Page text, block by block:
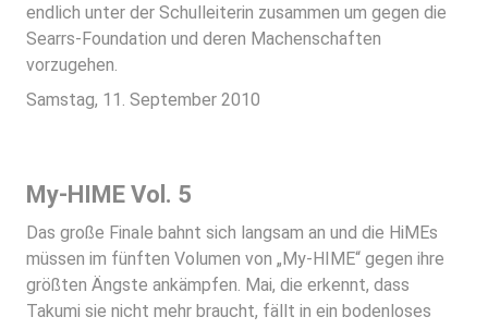
endlich unter der Schulleiterin zusammen um gegen die
Searrs-Foundation und deren Machenschaften
vorzugehen.
Samstag, 11. September 2010
My-HIME Vol. 5
Das große Finale bahnt sich langsam an und die HiMEs
müssen im fünften Volumen von „My-HIME“ gegen ihre
größten Ängste ankämpfen. Mai, die erkennt, dass
Takumi sie nicht mehr braucht, fällt in ein bodenloses